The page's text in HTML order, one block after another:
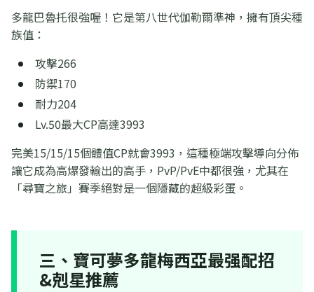
多龍巴魯托很強喔！它是第八世代伽勒爾準神，擁有頂尖種
族值：
攻擊266
防禦170
耐力204
Lv.50最大CP高達3993
完美15/15/15個體值CP就會3993，這種極端攻擊導向分佈
讓它成為高爆發輸出的高手，PvP/PvE中都很強，尤其在
「尋寶之旅」賽季絕對是一個隱藏的超級彩蛋。
三、寶可夢多龍梅西亞最强配招
&剋星推薦